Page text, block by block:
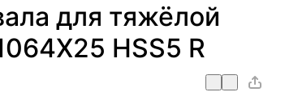
для тяжёлой
HSS5 R